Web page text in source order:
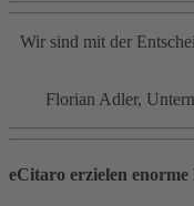
Wir sind mit der
Florian Adler,
eCitaro erzielen enorme